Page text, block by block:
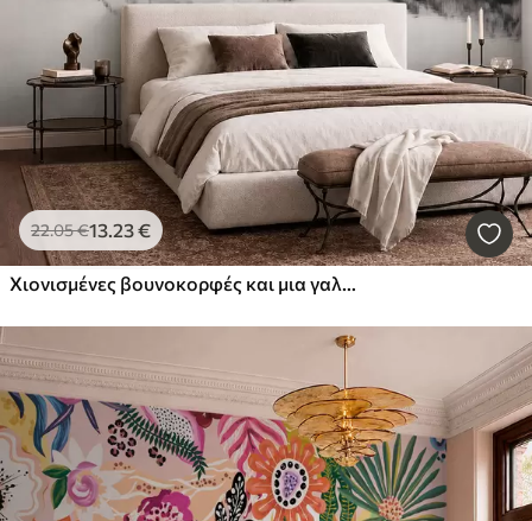
22.05€13 .23€